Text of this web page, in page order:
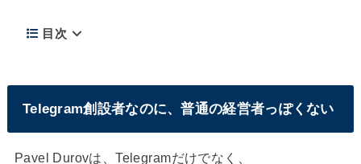
目次
Telegram創設者なのに、普通の経営者っぽくない
Pavel Durovは、Telegramだけでなく、